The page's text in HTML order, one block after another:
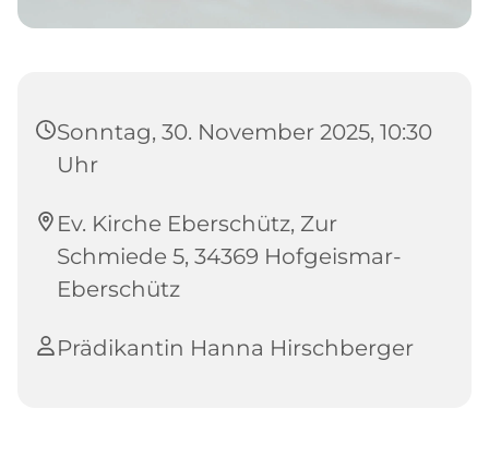
Sonntag, 30. November 2025, 10:30
Uhr
Ev. Kirche Eberschütz, Zur
Schmiede 5, 34369 Hofgeismar-
Eberschütz
Prädikantin Hanna Hirschberger